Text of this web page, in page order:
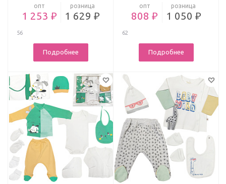
опт
1 253 ₽
розница
1 629 ₽
56
Подробнее
опт
808 ₽
розница
1 050 ₽
62
Подробнее